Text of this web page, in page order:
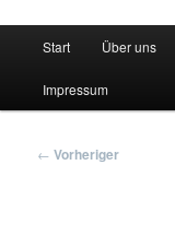
Start Über uns
Impressum
Beitragsnavigation
← Vorheriger